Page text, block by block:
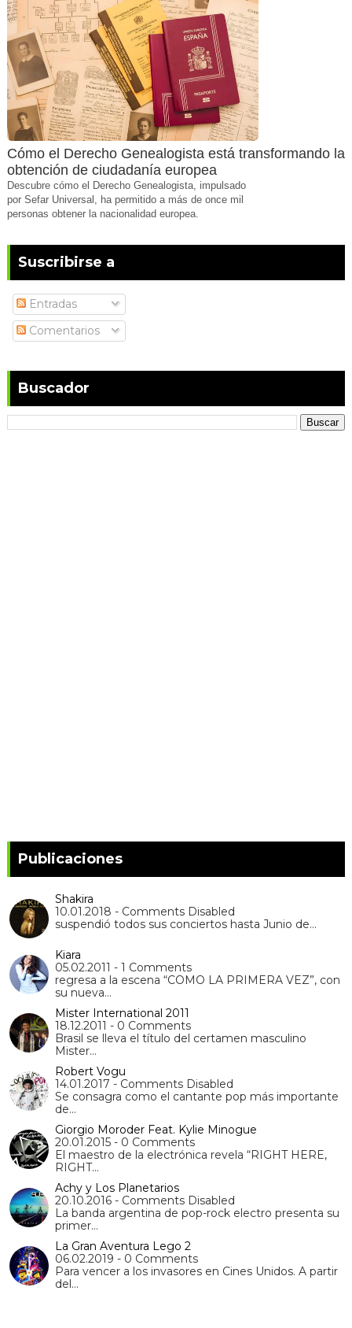
Cómo el Derecho Genealogista está transformando la
obtención de ciudadanía europea
Descubre cómo el Derecho Genealogista, impulsado
por Sefar Universal, ha permitido a más de once mil
personas obtener la nacionalidad europea.
Suscribirse a
Entradas
Comentarios
Buscador
Publicaciones
Shakira
10.01.2018 - Comments Disabled
suspendió todos sus conciertos hasta Junio de…
Kiara
05.02.2011 - 1 Comments
regresa a la escena “COMO LA PRIMERA VEZ”, con
su nueva…
Mister International 2011
18.12.2011 - 0 Comments
Brasil se lleva el título del certamen masculino
Mister…
Robert Vogu
14.01.2017 - Comments Disabled
Se consagra como el cantante pop más importante
de…
Giorgio Moroder Feat. Kylie Minogue
20.01.2015 - 0 Comments
El maestro de la electrónica revela “RIGHT HERE,
RIGHT…
Achy y Los Planetarios
20.10.2016 - Comments Disabled
La banda argentina de pop-rock electro presenta su
primer…
La Gran Aventura Lego 2
06.02.2019 - 0 Comments
Para vencer a los invasores en Cines Unidos. A partir
del…